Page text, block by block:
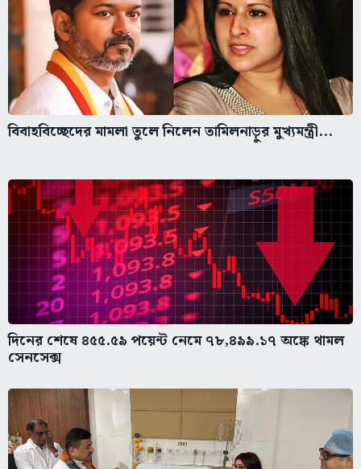
বিবাহবিচ্ছেদের মামলা তুলে নিলেন তামিলনাড়ুর মুখ্যমন্ত্রী...
দিনের শেষে ৪৫৫.৫৯ পয়েন্ট নেমে ৭৮,৪৯৯.১৭ অঙ্কে থামল
সেনসেক্স